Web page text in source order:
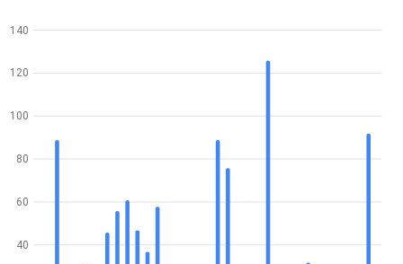
40
60
80
100
120
140